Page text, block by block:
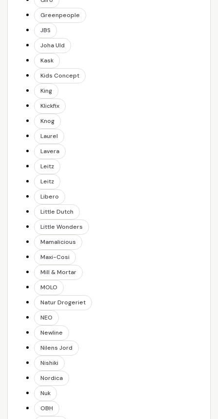
Greenpeople
JBS
Joha Uld
Kask
Kids Concept
King
Klickfix
Knog
Laurel
Lavera
Leitz
Leitz
Libero
Little Dutch
Little Wonders
Mamalicious
Maxi-Cosi
Mill & Mortar
MOLO
Natur Drogeriet
NEO
Newline
Nilens Jord
Nishiki
Nordica
Nuk
OBH